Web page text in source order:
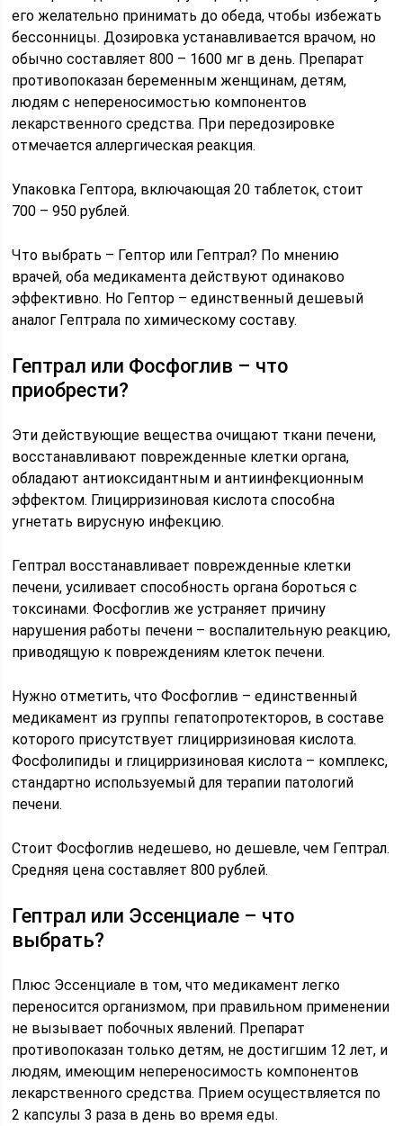
его желательно принимать до обеда, чтобы избежать
бессонницы. Дозировка устанавливается врачом, но
обычно составляет 800 – 1600 мг в день. Препарат
противопоказан беременным женщинам, детям,
людям с непереносимостью компонентов
лекарственного средства. При передозировке
отмечается аллергическая реакция.
Упаковка Гептора, включающая 20 таблеток, стоит
700 – 950 рублей.
Что выбрать – Гептор или Гептрал? По мнению
врачей, оба медикамента действуют одинаково
эффективно. Но Гептор – единственный дешевый
аналог Гептрала по химическому составу.
Гептрал или Фосфоглив – что
приобрести?
Эти действующие вещества очищают ткани печени,
восстанавливают поврежденные клетки органа,
обладают антиоксидантным и антиинфекционным
эффектом. Глицирризиновая кислота способна
угнетать вирусную инфекцию.
Гептрал восстанавливает поврежденные клетки
печени, усиливает способность органа бороться с
токсинами. Фосфоглив же устраняет причину
нарушения работы печени – воспалительную реакцию,
приводящую к повреждениям клеток печени.
Нужно отметить, что Фосфоглив – единственный
медикамент из группы гепатопротекторов, в составе
которого присутствует глицирризиновая кислота.
Фосфолипиды и глицирризиновая кислота – комплекс,
стандартно используемый для терапии патологий
печени.
Стоит Фосфоглив недешево, но дешевле, чем Гептрал.
Средняя цена составляет 800 рублей.
Гептрал или Эссенциале – что
выбрать?
Плюс Эссенциале в том, что медикамент легко
переносится организмом, при правильном применении
не вызывает побочных явлений. Препарат
противопоказан только детям, не достигшим 12 лет, и
людям, имеющим непереносимость компонентов
лекарственного средства. Прием осуществляется по
2 капсулы 3 раза в день во время еды.